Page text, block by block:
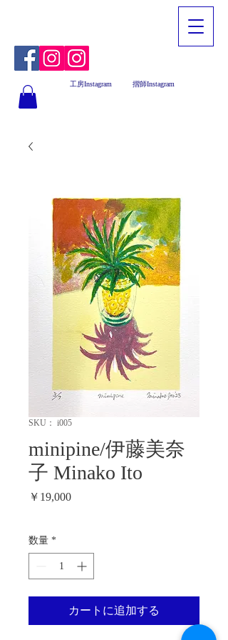
工房Instagram 摺師Instagram
SKU： i005
minipine/伊藤美奈
子 Minako Ito
￥19,000価
数量 *
カートに追加する